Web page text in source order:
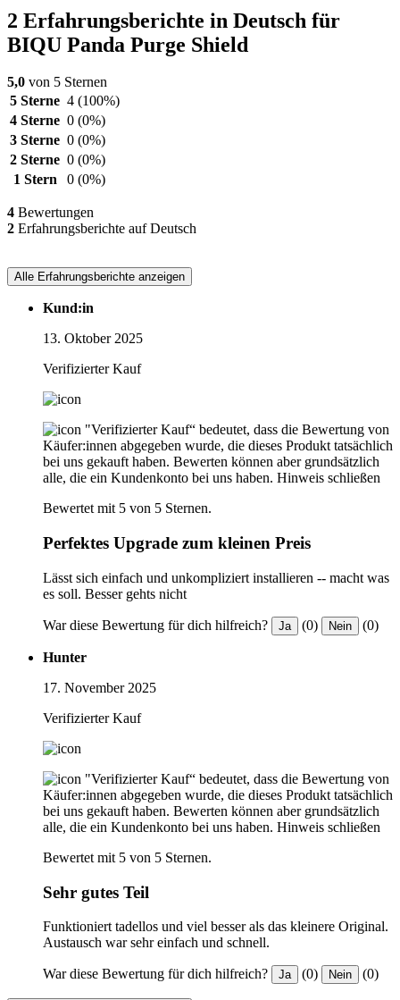
2 Erfahrungsberichte in Deutsch für
BIQU Panda Purge Shield
5,0 von 5 Sternen
5 Sterne 4 (100%)
4 Sterne 0 (0%)
3 Sterne 0 (0%)
2 Sterne 0 (0%)
1 Stern
0 (0%)
4 Bewertungen
2 Erfahrungsberichte auf Deutsch
Alle Erfahrungsberichte anzeigen
Kund:in
13. Oktober 2025
Verifizierter Kauf
"Verifizierter Kauf“ bedeutet, dass die Bewertung von
Käufer:innen abgegeben wurde, die dieses Produkt tatsächlich
bei uns gekauft haben. Bewerten können aber grundsätzlich
alle, die ein Kundenkonto bei uns haben. Hinweis schließen
Bewertet mit 5 von 5 Sternen.
Perfektes Upgrade zum kleinen Preis
Lässt sich einfach und unkompliziert installieren -- macht was
es soll. Besser gehts nicht
War diese Bewertung für dich hilfreich? Ja (0) Nein (0)
Hunter
17. November 2025
Verifizierter Kauf
"Verifizierter Kauf“ bedeutet, dass die Bewertung von
Käufer:innen abgegeben wurde, die dieses Produkt tatsächlich
bei uns gekauft haben. Bewerten können aber grundsätzlich
alle, die ein Kundenkonto bei uns haben. Hinweis schließen
Bewertet mit 5 von 5 Sternen.
Sehr gutes Teil
Funktioniert tadellos und viel besser als das kleinere Original.
Austausch war sehr einfach und schnell.
War diese Bewertung für dich hilfreich? Ja (0) Nein (0)